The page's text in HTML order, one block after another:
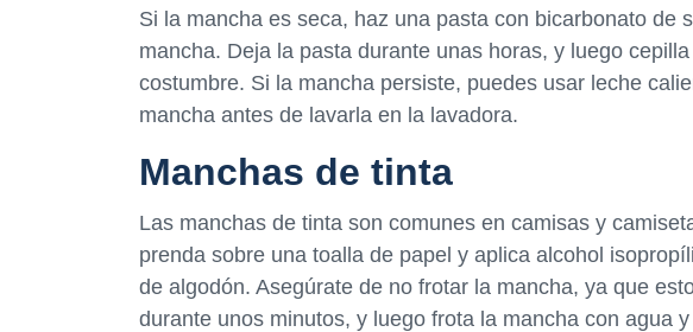
Si la mancha es seca, haz una pasta con bicarbonato de
mancha. Deja la pasta durante unas horas, y luego
costumbre. Si la mancha persiste, puedes usar leche
mancha antes de lavarla en la lavadora.
Manchas de tinta
Las manchas de tinta son comunes en camisas y
prenda sobre una toalla de papel y aplica alcohol
de algodón. Asegúrate de no frotar la mancha, ya que
durante unos minutos, y luego frota la mancha con agua